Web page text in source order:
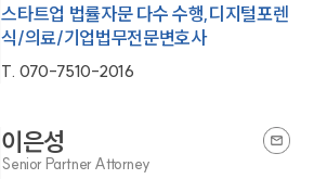
스타트업 법률자문 다수 수행,디지털포렌
식/의료/기업법무전문변호사
T. 070-7510-2016
이은성
Senior Partner Attorney